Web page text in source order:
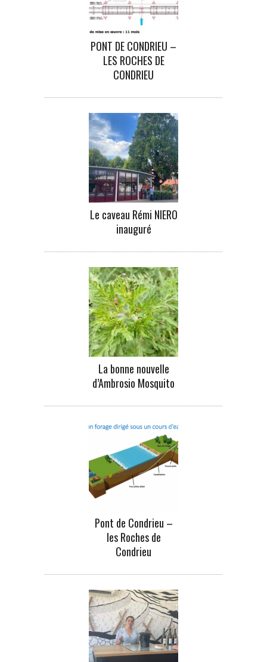
PONT DE CONDRIEU –
LES ROCHES DE
CONDRIEU
Le caveau Rémi NIERO
inauguré
La bonne nouvelle
d’Ambrosio Mosquito
Pont de Condrieu –
les Roches de
Condrieu